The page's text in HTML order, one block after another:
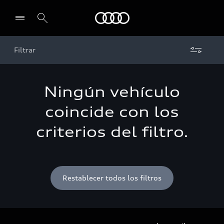
Seleccionar un concesionario
Filtrar
Ningún vehículo
coincide con los
criterios del filtro.
Restablecer todos los filtros